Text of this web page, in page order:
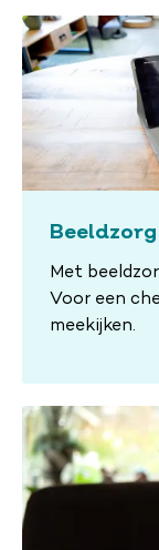
Beeldzorg
Met
Voor een
meekijken.